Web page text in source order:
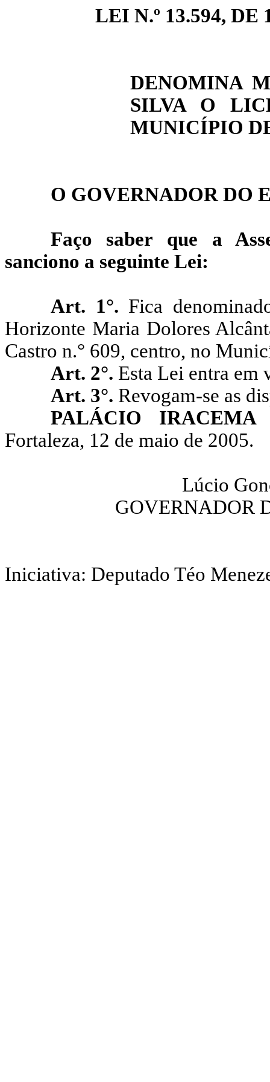
LEI N.º 13.594, DE
DENOMINA
SILVA O
MUNICÍPIO
O GOVERNADOR DO
Faço saber que a
sanciono a seguinte Lei:
Art. 1°. Fica
Horizonte Maria Dolores
Castro n.° 609, centro, no
Art. 2°. Esta Lei entra em
Art. 3°. Revogam-se as
PALÁCIO
Fortaleza, 12 de maio de 2005.
Lúcio
GOVERNADOR
Iniciativa: Deputado Téo